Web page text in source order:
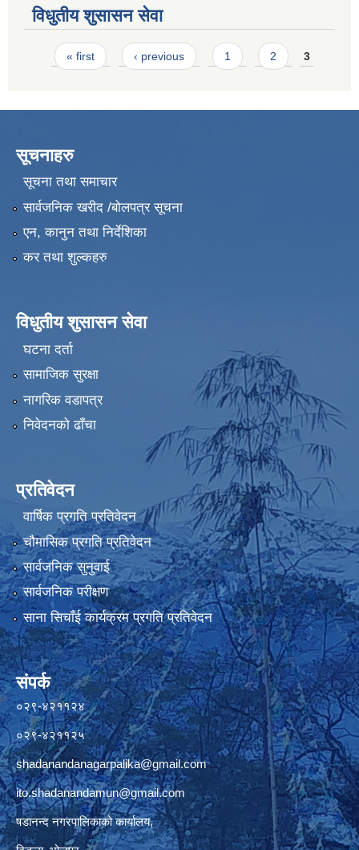
विधुतीय शुसासन सेवा
Pages
« first ‹ previous 1 2 3
सूचनाहरु
सूचना तथा समाचार
सार्वजनिक खरीद /बोलपत्र सूचना
एन, कानुन तथा निर्देशिका
कर तथा शुल्कहरु
विधुतीय शुसासन सेवा
घटना दर्ता
सामाजिक सुरक्षा
नागरिक वडापत्र
निवेदनको ढाँचा
प्रतिवेदन
वार्षिक प्रगति प्रतिवेदन
चौमासिक प्रगति प्रतिवेदन
सार्वजनिक सुनुवाई
सार्वजनिक परीक्षण
साना सिचाँई कार्यक्रम प्रगति प्रतिवेदन
संपर्क
०२९-४२११२४
०२९-४२११२५
shadanandanagarpalika@gmail.com
ito.shadanandamun@gmail.com
षडानन्द नगरपालिकाको कार्यालय,